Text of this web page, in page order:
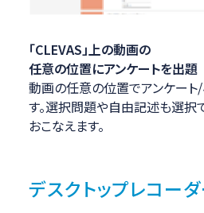
「CLEVAS」上の動画の
任意の位置にアンケートを出題
動画の任意の位置でアンケート
す。選択問題や自由記述も選択
おこなえます。
デスクトップレコー